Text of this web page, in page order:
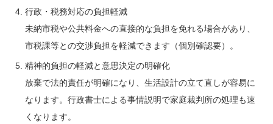
行政・税務対応の負担軽減
未納市税や公共料金への直接的な負担を免れる場合があり、
市税課等との交渉負担を軽減できます（個別確認要）。
精神的負担の軽減と意思決定の明確化
放棄で法的責任が明確になり、生活設計の立て直しが容易に
なります。行政書士による事情説明で家庭裁判所の処理も速
くなります。